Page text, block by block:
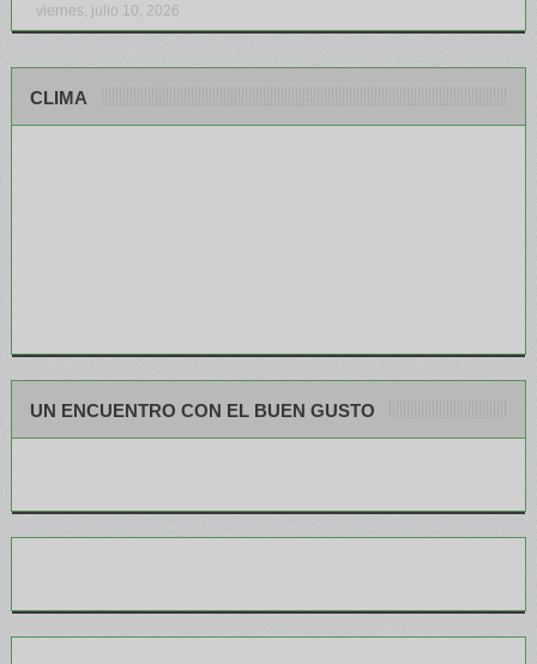
viernes, julio 10, 2026
CLIMA
UN ENCUENTRO CON EL BUEN GUSTO